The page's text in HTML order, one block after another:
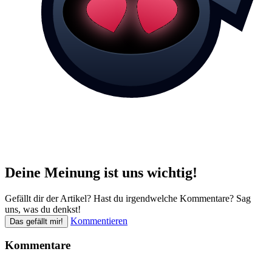
Deine Meinung ist uns wichtig!
Gefällt dir der Artikel? Hast du irgendwelche Kommentare? Sag
uns, was du denkst!
Das gefällt mir! Kommentieren
Kommentare